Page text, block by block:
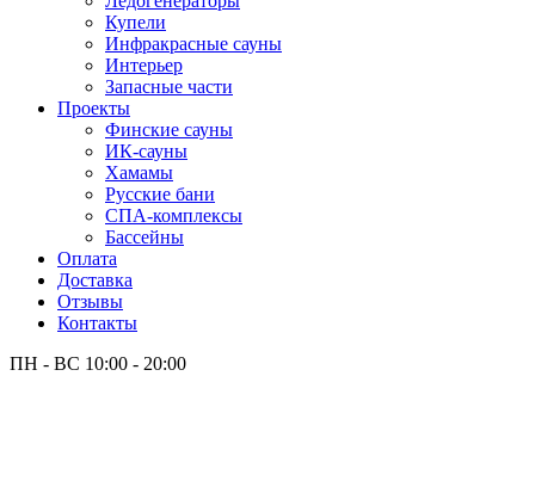
Купели
Инфракрасные сауны
Интерьер
Запасные части
Проекты
Финские сауны
ИК-сауны
Хамамы
Русские бани
СПА-комплексы
Бассейны
Оплата
Доставка
Отзывы
Контакты
ПН - ВС 10:00 - 20:00